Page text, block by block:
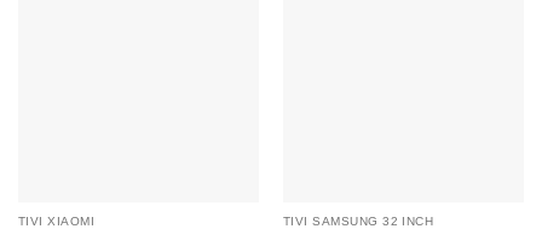
TIVI XIAOMI TIVI SAMSUNG 32 INCH